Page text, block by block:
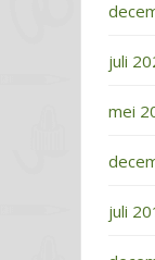
juli
mei
juli